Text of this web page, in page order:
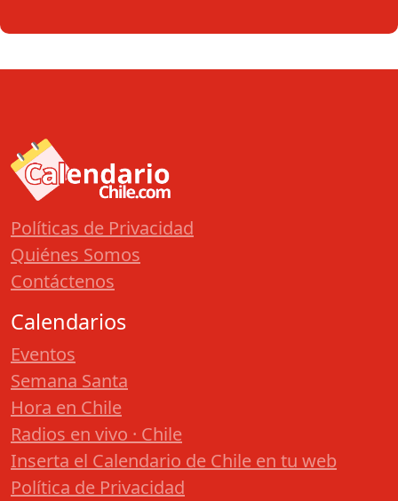
Políticas de Privacidad
Quiénes Somos
Contáctenos
Calendarios
Eventos
Semana Santa
Hora en Chile
Radios en vivo · Chile
Inserta el Calendario de Chile en tu web
Política de Privacidad